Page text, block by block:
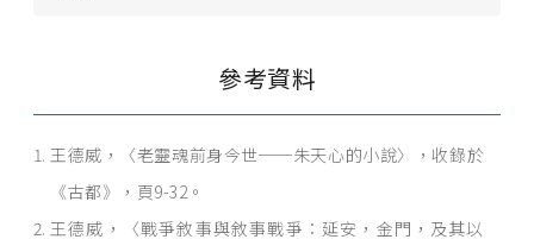
參考資料
王德威，〈老靈魂前身今世──朱天心的小說〉，收錄於
《古都》，頁9-32。
王德威，〈戰爭敘事與敘事戰爭：延安，金門，及其以